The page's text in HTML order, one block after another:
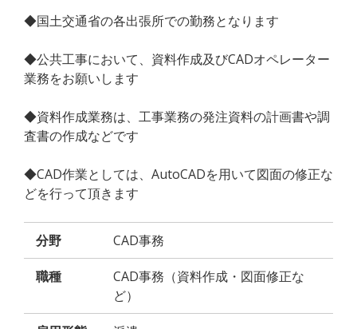
◆国土交通省の各出張所での勤務となります
◆公共工事において、資料作成及びCADオペレーター
業務をお願いします
◆資料作成業務は、工事業務の発注資料の計画書や調
査書の作成などです
◆CAD作業としては、AutoCADを用いて図面の修正な
どを行って頂きます
分野 CAD事務
職種
CAD事務（資料作成・図面修正な
ど）